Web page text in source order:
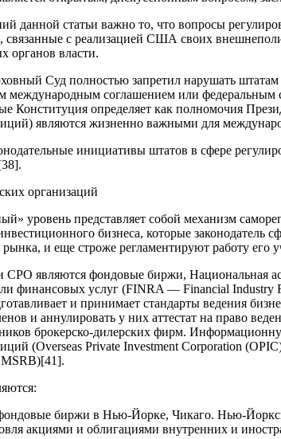
данной статьи важно то, что вопросы
связанные с реализацией США своих
органов власти.
Суд полностью запретил нарушать
международным соглашением или
Конституция определяет как полномочия
являются жизненно важными для
инициативы штатов в сфере
.
организаций
уровень представляет собой механизм
бизнеса, которые
и еще строже регламентируют работу его
являются фондовые биржи, Национальная
финансовых услуг (FINRA — Financial Industry
и принимает стандарты ведения
и аннулировать у них аттестат на право
брокерско-дилерских фирм.
(Overseas Private Investment Corporation
[41].
биржи в Нью-Йорке, Чикаго. Нью-
акциями и облигациями внутренних и